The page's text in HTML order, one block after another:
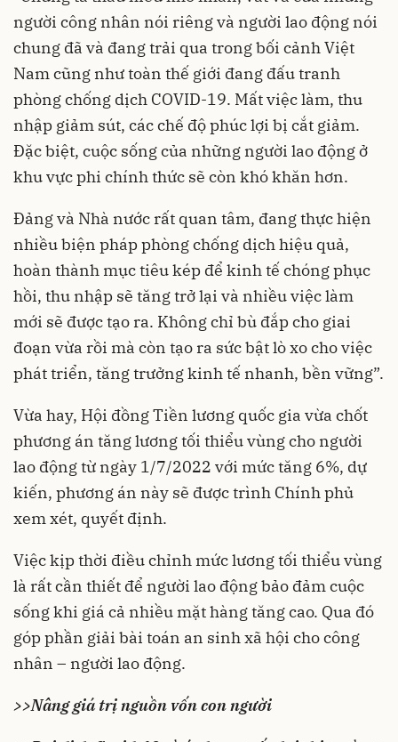
người công nhân nói riêng và người lao động nói
chung đã và đang trải qua trong bối cảnh Việt
Nam cũng như toàn thế giới đang đấu tranh
phòng chống dịch COVID-19. Mất việc làm, thu
nhập giảm sút, các chế độ phúc lợi bị cắt giảm.
Đặc biệt, cuộc sống của những người lao động ở
khu vực phi chính thức sẽ còn khó khăn hơn.
Đảng và Nhà nước rất quan tâm, đang thực hiện
nhiều biện pháp phòng chống dịch hiệu quả,
hoàn thành mục tiêu kép để kinh tế chóng phục
hồi, thu nhập sẽ tăng trở lại và nhiều việc làm
mới sẽ được tạo ra. Không chỉ bù đắp cho giai
đoạn vừa rồi mà còn tạo ra sức bật lò xo cho việc
phát triển, tăng trưởng kinh tế nhanh, bền vững”.
Vừa hay, Hội đồng Tiền lương quốc gia vừa chốt
phương án tăng lương tối thiểuvùng cho người
lao động từ ngày 1/7/2022 với mức tăng 6%, dự
kiến, phương án này sẽ được trình Chính phủ
xem xét, quyết định.
Việc kịp thời điều chỉnh mức lương tối thiểu vùng
là rất cần thiết để người lao động bảo đảm cuộc
sống khi giá cả nhiều mặt hàng tăng cao. Qua đó
góp phần giải bài toán an sinh xã hội cho công
nhân – người lao động.
>>Nâng giá trị nguồn vốn con người